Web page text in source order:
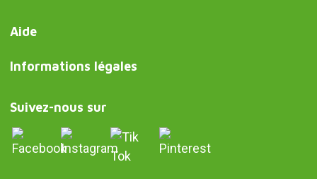
Aide
Informations légales
Suivez-nous sur